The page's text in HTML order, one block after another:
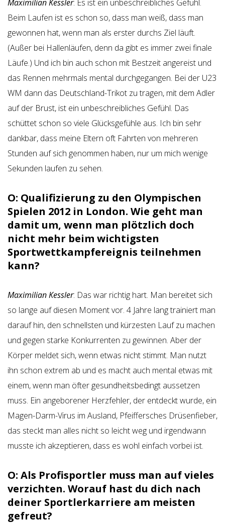
Maximilian Kessler: Es ist ein unbeschreibliches Gefühl.
Beim Laufen ist es schon so, dass man weiß, dass man
gewonnen hat, wenn man als erster durchs Ziel läuft.
(Außer bei Hallenläufen, denn da gibt es immer zwei finale
Läufe.) Und ich bin auch schon mit Bestzeit angereist und
das Rennen mehrmals mental durchgegangen. Bei der U23
WM dann das Deutschland-Trikot zu tragen, mit dem Adler
auf der Brust, ist ein unbeschreibliches Gefühl. Das
schüttet schon so viele Glücksgefühle aus. Ich bin sehr
dankbar, dass meine Eltern oft Fahrten von mehreren
Stunden auf sich genommen haben, nur um mich wenige
Sekunden laufen zu sehen.
O: Qualifizierung zu den Olympischen
Spielen 2012 in London. Wie geht man
damit um, wenn man plötzlich doch
nicht mehr beim wichtigsten
Sportwettkampfereignis teilnehmen
kann?
Maximilian Kessler: Das war richtig hart. Man bereitet sich
so lange auf diesen Moment vor. 4 Jahre lang trainiert man
darauf hin, den schnellsten und kürzesten Lauf zu machen
und gegen starke Konkurrenten zu gewinnen. Aber der
Körper meldet sich, wenn etwas nicht stimmt. Man nutzt
ihn schon extrem ab und es macht auch mental etwas mit
einem, wenn man öfter gesundheitsbedingt aussetzen
muss. Ein angeborener Herzfehler, der entdeckt wurde, ein
Magen-Darm-Virus im Ausland, Pfeiffersches Drüsenfieber,
das steckt man alles nicht so leicht weg und irgendwann
musste ich akzeptieren, dass es wohl einfach vorbei ist.
O: Als Profisportler muss man auf vieles
verzichten. Worauf hast du dich nach
deiner Sportlerkarriere am meisten
gefreut?